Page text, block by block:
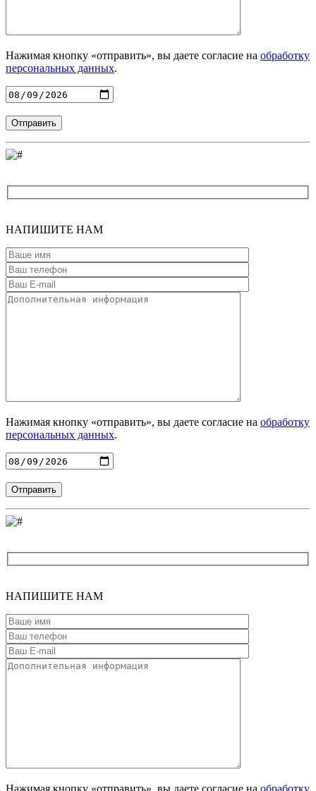
Нажимая кнопку «отправить», вы даете согласие на обработку
персональных данных.
Введите адрес
НАПИШИТЕ НАМ
Нажимая кнопку «отправить», вы даете согласие на обработку
персональных данных.
Введите адрес
НАПИШИТЕ НАМ
Нажимая кнопку «отправить», вы даете согласие на обработку